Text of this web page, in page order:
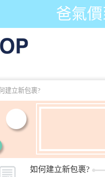
爸氣
建立新包裹?
如何建立新包裹?